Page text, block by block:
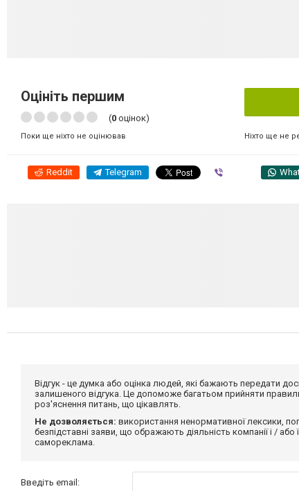
Оцініть першим
(0 оцінок)
Поки ще ніхто не оцінював Ніхто ще не
Reddit Telegram
Відгук - це думка або оцінка людей, які бажають передати
залишеного відгука. Це допоможе багатьом прийняти
роз'яснення питань, що цікавлять.
Не дозволяється: використання ненормативної лексики,
безпідставні заяви, що ображають діяльність компанії і /
самореклама.
Введіть email: